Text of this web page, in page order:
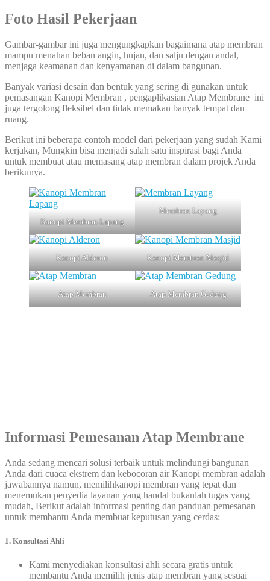
Foto Hasil Pekerjaan
Gambar-gambar ini juga mengungkapkan bagaimana atap membran
mampu menahan beban angin, hujan, dan salju dengan andal,
menjaga keamanan dan kenyamanan di dalam bangunan.
Banyak variasi desain dan bentuk yang sering di gunakan untuk
pemasangan Kanopi Membran , pengaplikasian Atap Membrane ini
juga tergolong fleksibel dan tidak memakan banyak tempat dan
ruang.
Berikut ini beberapa contoh model dari pekerjaan yang sudah Kami
kerjakan, Mungkin bisa menjadi salah satu inspirasi bagi Anda
untuk membuat atau memasang atap membran dalam projek Anda
berikunya.
Kanopi Membran Lapang
Membran Layang
Kanopi Alderon Kanopi Membran Masjid
Atap Membran Atap Membran Gedung
Informasi Pemesanan Atap Membrane
Anda sedang mencari solusi terbaik untuk melindungi bangunan
Anda dari cuaca ekstrem dan kebocoran air Kanopi membran adalah
jawabannya namun, memilihkanopi membran yang tepat dan
menemukan penyedia layanan yang handal bukanlah tugas yang
mudah, Berikut adalah informasi penting dan panduan pemesanan
untuk membantu Anda membuat keputusan yang cerdas:
1. Konsultasi Ahli
Kami menyediakan konsultasi ahli secara gratis untuk
membantu Anda memilih jenis atap membran yang sesuai